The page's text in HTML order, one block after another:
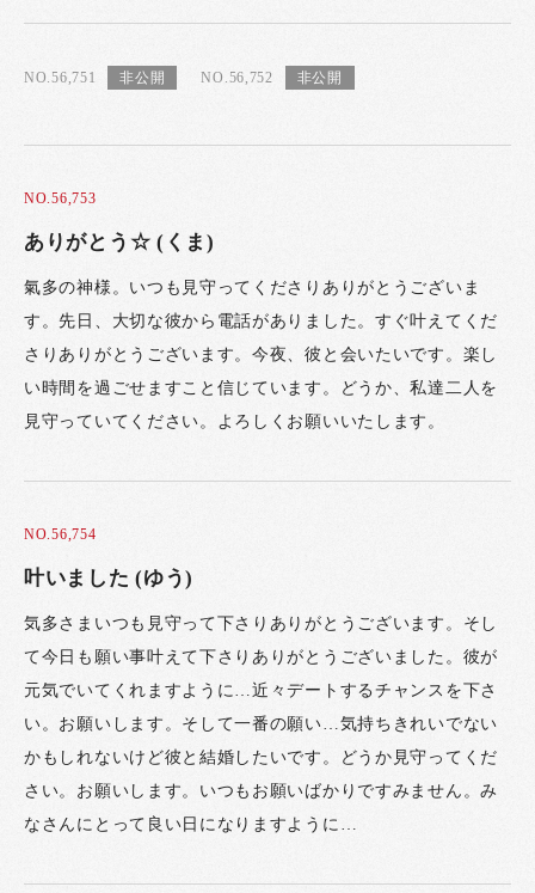
NO.56,751 NO.56,752
NO.56,753
ありがとう☆ (くま)
氣多の神様。いつも見守ってくださりありがとうございま
す。先日、大切な彼から電話がありました。すぐ叶えてくだ
さりありがとうございます。今夜、彼と会いたいです。楽し
い時間を過ごせますこと信じています。どうか、私達二人を
見守っていてください。よろしくお願いいたします。
NO.56,754
叶いました (ゆう)
気多さまいつも見守って下さりありがとうございます。そし
て今日も願い事叶えて下さりありがとうございました。彼が
元気でいてくれますように…近々デートするチャンスを下さ
い。お願いします。そして一番の願い…気持ちきれいでない
かもしれないけど彼と結婚したいです。どうか見守ってくだ
さい。お願いします。いつもお願いばかりですみません。み
なさんにとって良い日になりますように…